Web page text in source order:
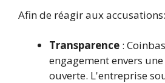
Afin de réagir aux accusations:
Transparence :
engagement envers
ouverte. L'entreprise